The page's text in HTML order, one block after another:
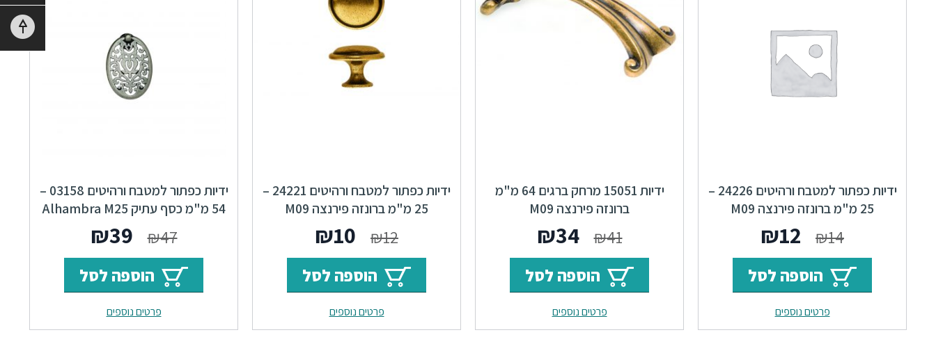
ידיות כפתור למטבח ורהיטים 24226 –
25 מ"מ ברונזה פירנצה M09
₪14
המחיר
המקורי
היה:
₪14.
₪12
הנוכחי
הוא:
₪12.
הוספה לסל
פרטים נוספים
ידיות 15051 מרחק ברגים 64 מ"מ
ברונזה פירנצה M09
₪41
המחיר
המקורי
היה:
₪41.
₪34
הנוכחי
הוא:
₪34.
הוספה לסל
פרטים נוספים
ידיות כפתור למטבח ורהיטים 24221 –
25 מ"מ ברונזה פירנצה M09
₪12
המחיר
המקורי
היה:
₪12.
₪10
הנוכחי
הוא:
₪10.
הוספה לסל
פרטים נוספים
ידיות כפתור למטבח ורהיטים 03158 –
54 מ"מ כסף עתיק Alhambra M25
₪47
המחיר
המקורי
היה:
₪47.
₪39
הנוכחי
הוא:
₪39.
הוספה לסל
פרטים נוספים